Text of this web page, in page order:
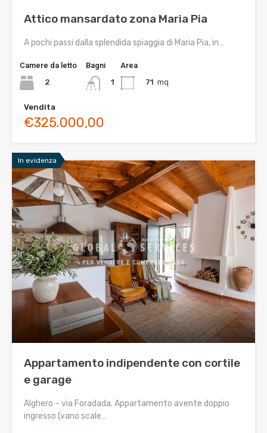
Attico mansardato zona Maria Pia
A pochi passi dalla splendida spiaggia di Maria Pia, in…
Camere da letto
2
Bagni
1
Area
71 mq
Vendita
€325.000,00
In evidenza
Appartamento indipendente con cortile
e garage
Alghero – via Foradada. Appartamento avente doppio
ingresso (vano scale…